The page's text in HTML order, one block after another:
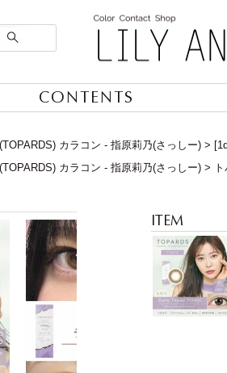
CONTENTS
カラコン - 指原莉乃(さっしー)
カラコン - 指原莉乃(さっしー)